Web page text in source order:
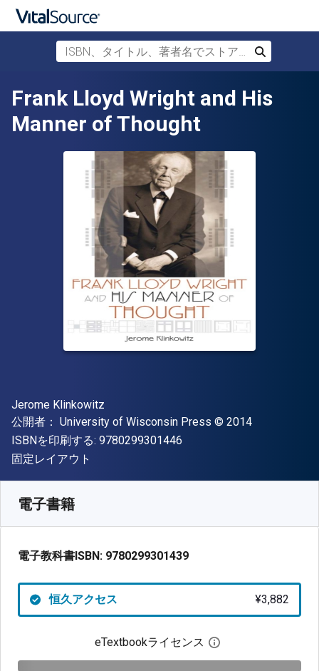
メインコンテンツへスキップ
ISBN、タイトル、著者名でストアを検索
検索
Frank Lloyd Wright and His
Manner of Thought
著者
Jerome Klinkowitz
出版社
公開者： University of Wisconsin Press 著作権
© 2014
ISBNを印刷する: 9780299301446
形式
固定レイアウト
電子書籍
電子教科書ISBN: 9780299301439
恒久アクセス ¥3,882
eTextbookライセンス デジタルライセン